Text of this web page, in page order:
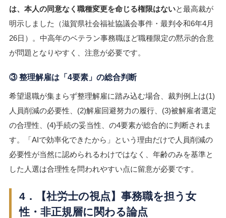
は、本人の同意なく職種変更を命じる権限はないと最高裁が
明示しました（滋賀県社会福祉協議会事件・最判令和6年4月
26日）。中高年のベテラン事務職ほど職種限定の黙示的合意
が問題となりやすく、注意が必要です。
③ 整理解雇は「4要素」の総合判断
希望退職が集まらず整理解雇に踏み込む場合、裁判例上は(1)
人員削減の必要性、(2)解雇回避努力の履行、(3)被解雇者選定
の合理性、(4)手続の妥当性、の4要素が総合的に判断されま
す。「AIで効率化できたから」という理由だけで人員削減の
必要性が当然に認められるわけではなく、年齢のみを基準と
した人選は合理性を問われやすい点に留意が必要です。
4．【社労士の視点】事務職を担う女
性・非正規層に関わる論点